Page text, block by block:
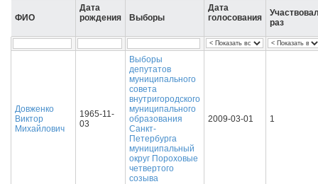
ФИО
Дата
рождения
Выборы
Дата
голосования
раз
Довженко
Виктор
Михайлович
1965-11-
03
Выборы
депутатов
муниципального
совета
внутригородского
муниципального
образования
Санкт-
Петербурга
муниципальный
округ Пороховые
четвертого
созыва
2009-03-01 1